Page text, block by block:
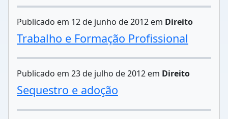
Publicado em 12 de junho de 2012 em Direito
Trabalho e Formação Profissional
Publicado em 23 de julho de 2012 em Direito
Sequestro e adoção